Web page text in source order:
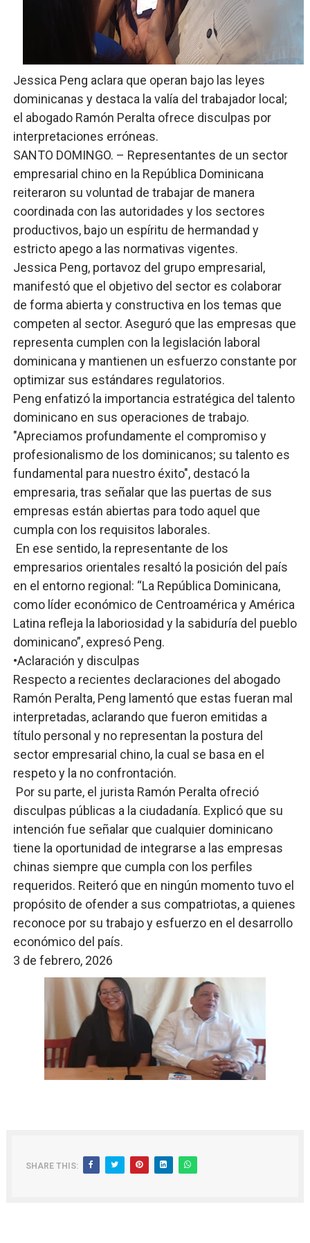
Candidato a presidente del Colegio de Notarios hace
Digecac realizará Primer Festival de Plantas 2026
Josefa Castillo: Liderazgo y Transformación Social al
Lee Ballester a los que se forman como agentes
Operativo Interinstitucional “Compromiso Ambiental
​Jessica Peng aclara que operan bajo las leyes
dominicanas y destaca la valía del trabajador local;
el abogado Ramón Peralta ofrece disculpas por
interpretaciones erróneas.
​SANTO DOMINGO. – Representantes de un sector
empresarial chino en la República Dominicana
reiteraron su voluntad de trabajar de manera
coordinada con las autoridades y los sectores
productivos, bajo un espíritu de hermandad y
estricto apego a las normativas vigentes.
​Jessica Peng, portavoz del grupo empresarial,
manifestó que el objetivo del sector es colaborar
de forma abierta y constructiva en los temas que
competen al sector. Aseguró que las empresas que
representa cumplen con la legislación laboral
dominicana y mantienen un esfuerzo constante por
optimizar sus estándares regulatorios.
​Peng enfatizó la importancia estratégica del talento
dominicano en sus operaciones de trabajo.
"Apreciamos profundamente el compromiso y
profesionalismo de los dominicanos; su talento es
fundamental para nuestro éxito", destacó la
empresaria, tras señalar que las puertas de sus
empresas están abiertas para todo aquel que
cumpla con los requisitos laborales.
En ese sentido, la representante de los
empresarios orientales resaltó la posición del país
en el entorno regional: “La República Dominicana,
como líder económico de Centroamérica y América
Latina refleja la laboriosidad y la sabiduría del pueblo
dominicano”, expresó Peng.
•​Aclaración y disculpas
Respecto a recientes declaraciones del abogado
Ramón Peralta, Peng lamentó que estas fueran mal
interpretadas, aclarando que fueron emitidas a
título personal y no representan la postura del
sector empresarial chino, la cual se basa en el
respeto y la no confrontación.
Por su parte, el jurista Ramón Peralta ofreció
disculpas públicas a la ciudadanía. Explicó que su
intención fue señalar que cualquier dominicano
tiene la oportunidad de integrarse a las empresas
chinas siempre que cumpla con los perfiles
requeridos. Reiteró que en ningún momento tuvo el
propósito de ofender a sus compatriotas, a quienes
reconoce por su trabajo y esfuerzo en el desarrollo
económico del país.
3 de febrero, 2026
SHARE THIS: